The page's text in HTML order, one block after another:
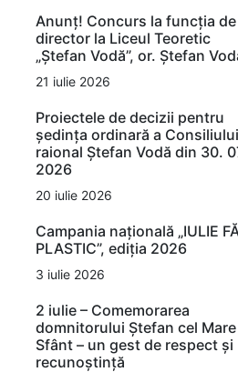
Anunț! Concurs la funcția de
director la Liceul Teoretic
„Ștefan Vodă”, or. Ștefan
21 iulie 2026
Proiectele de decizii pentru
ședința ordinară a Consiliului
raional Ștefan Vodă din 30.
2026
20 iulie 2026
Campania națională „IULIE
PLASTIC”, ediția 2026
3 iulie 2026
2 iulie – Comemorarea
domnitorului Ștefan cel
Sfânt – un gest de respect și
recunoștință